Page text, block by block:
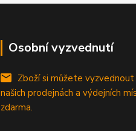
Osobní vyzvednutí
Zboží si můžete vyzvednout
našich prodejnách a výdejních
zdarma.